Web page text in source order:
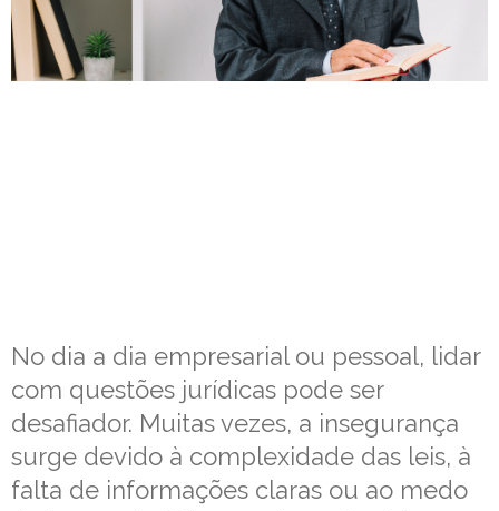
No dia a dia empresarial ou pessoal, lidar
com questões jurídicas pode ser
desafiador. Muitas vezes, a insegurança
surge devido à complexidade das leis, à
falta de informações claras ou ao medo